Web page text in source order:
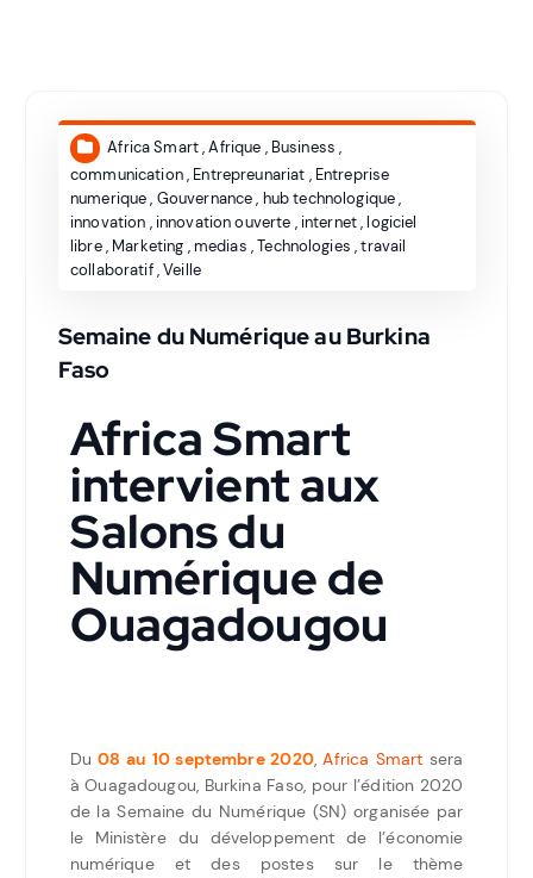
Africa Smart,Afrique , Business ,
communication, Entrepreunariat , Entreprise
numerique, Gouvernance, hub technologique,
innovation , innovation ouverte , internet,logiciel
libre, Marketing ,medias ,Technologies ,travail
collaboratif,Veille
Semaine du Numérique au Burkina
Faso
Africa Smart
intervient aux
Salons du
Numérique de
Ouagadougou
Du08 au 10 septembre 2020,Africa Smart sera
à Ouagadougou, Burkina Faso, pour l’édition 2020
de la Semaine du Numérique (SN) organisée par
le Ministère du développement de l’économie
numérique et des postes sur le thème